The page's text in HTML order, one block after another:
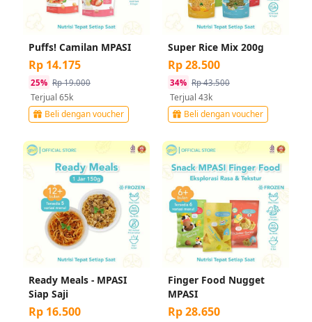
Puffs! Camilan MPASI
Rp 14.175
25% Rp 19.000
Terjual 65k
Beli dengan voucher
Super Rice Mix 200g
Rp 28.500
34% Rp 43.500
Terjual 43k
Beli dengan voucher
Ready Meals - MPASI
Siap Saji
Rp 16.500
Finger Food Nugget
MPASI
Rp 28.650